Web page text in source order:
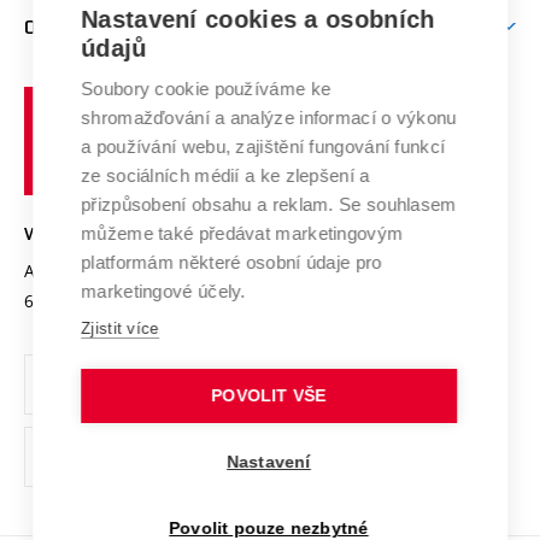
E-přihláška
Doktorské studium
Podpora podnikání
Mezinárodní vědecká rada
Systém zajišťování kvality výzkumu
Výzkumné infrastruktury
Transfer znalostí
Open Science
Projekty
Projekty ze strukturálních fondů
Specifický výzkum
Zahraniční spolupráce
Spolupráce se školami
Služby univerzity
Mezinárodní dohody
Univerzitní sítě
O UNIVERZITĚ
Profil univerzity
Udržitelná univerzita
Podnikavá univerzita / ContriBUTe
Bezpečná univerzita
Vyznamenání
Organizační struktura
Ochrana osobních údajů
odkaz)
učení
technické
VYSOKÉ UČENÍ TECHNICKÉ V BRNĚ
Antonínská 548/1
602 00 Brno
www.vut.cz
vut@vutbr.cz
Nastavení cookies a osobních
údajů
Soubory cookie používáme ke
shromažďování a analýze informací o výkonu
a používání webu, zajištění fungování funkcí
ze sociálních médií a ke zlepšení a
přizpůsobení obsahu a reklam. Se souhlasem
můžeme také předávat marketingovým
platformám některé osobní údaje pro
marketingové účely.
Zjistit více
POVOLIT VŠE
Nastavení
Povolit pouze nezbytné